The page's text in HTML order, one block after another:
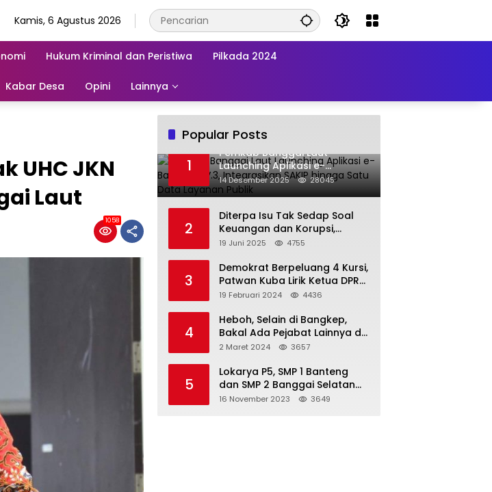
Kamis, 6 Agustus 2026
Hukum Kriminal dan Peristiwa Pilkada 2024
Kabar Desa Opini Lainnya
UHC JKN
Laut
1058
Popular Posts
1
Pemkab Banggai Laut
Launching Aplikasi e-
Balimang V.3, Integrasikan
SAKIP hingga Satu Data
14 Desember 2025 28045
2
Diterpa Isu Tak Sedap Soal
Keuangan dan Korupsi,
Pemda Balut Sebut Isu Tak
19 Juni 2025 4755
3
Demokrat Berpeluang 4 Kursi,
Patwan Kuba Lirik Ketua DPRD
Banggai Laut
19 Februari 2024 4436
4
Heboh, Selain di Bangkep,
Bakal Ada Pejabat Lainnya di
Banggai Laut yang Bakal di
2 Maret 2024 3657
5
Lokarya P5, SMP 1 Banteng
dan SMP 2 Banggai Selatan
Curi Perhatian
16 November 2023 3649